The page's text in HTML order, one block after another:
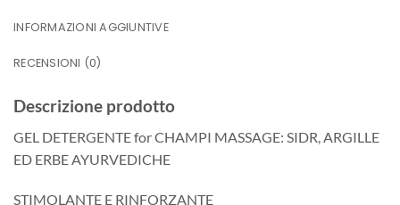
INFORMAZIONI AGGIUNTIVE
RECENSIONI (0)
Descrizione prodotto
GEL DETERGENTE for CHAMPI MASSAGE: SIDR, ARGILLE
ED ERBE AYURVEDICHE
STIMOLANTE E RINFORZANTE